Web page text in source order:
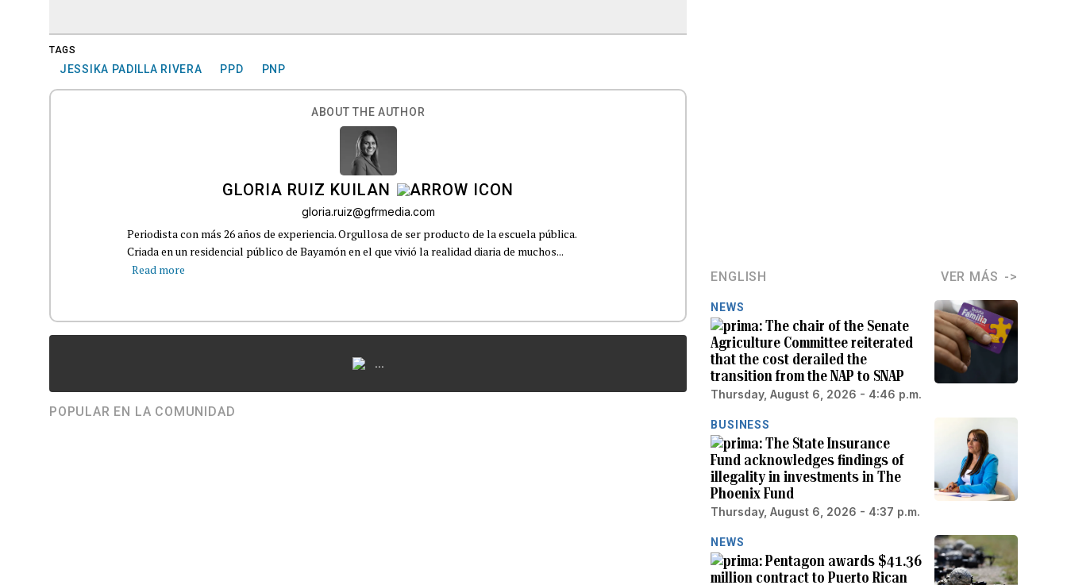
TAGS
JESSIKA PADILLA RIVERA PPD PNP
ABOUT THE AUTHOR
GLORIA RUIZ KUILAN
gloria.ruiz@gfrmedia.com
Periodista con más 26 años de experiencia. Orgullosa de ser producto de la escuela pública.
Criada en un residencial público de Bayamón en el que vivió la realidad diaria de muchos...
Read more
...
POPULAR EN LA COMUNIDAD
ENGLISH VER MÁS
NEWS
The chair of the Senate
Agriculture Committee reiterated
that the cost derailed the
transition from the NAP to SNAP
Thursday, August 6, 2026 - 4:46 p.m.
BUSINESS
The State Insurance
Fund acknowledges findings of
illegality in investments in The
Phoenix Fund
Thursday, August 6, 2026 - 4:37 p.m.
NEWS
Pentagon awards $41.36
million contract to Puerto Rican